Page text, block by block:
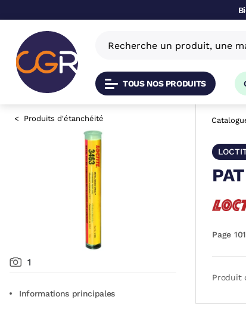
TOUS NOS PRODUITS
Produits d'étanchéité
1
Informations principales
Page
Produit